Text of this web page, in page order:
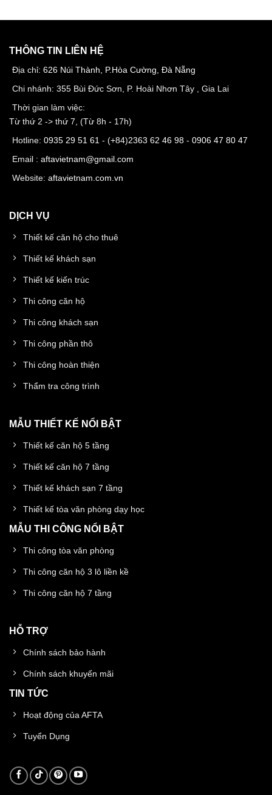
THÔNG TIN LIÊN HỆ
Địa chỉ: 626 Núi Thành, P.Hòa Cường, Đà Nẵng
Chi nhánh: 355 Bùi Đức Sơn, P. Hoài Nhơn Tây , Gia Lai
Thời gian làm việc:
Từ thứ 2 -> thứ 7, (Từ 8h - 17h)
Hotline: 0935 29 51 61 - (+84)2363 62 46 98 - 0906 47 80 47
Email : aftavietnam@gmail.com
Website: aftavietnam.com.vn
DỊCH VỤ
Thiết kế căn hộ cho thuê
Thiết kế khách sạn
Thiết kế kiến trúc
Thi công căn hộ
Thi công khách sạn
Thi công phần thô
Thi công hoàn thiện
Thẩm tra công trình
MẪU THIẾT KẾ NỔI BẬT
Thiết kế căn hộ 5 tầng
Thiết kế căn hộ 7 tầng
Thiết kế khách sạn 7 tầng
Thiết kế tòa văn phòng dạy học
MẪU THI CÔNG NỔI BẬT
Thi công tòa văn phòng
Thi công căn hộ 3 lô liền kề
Thi công căn hộ 7 tầng
HỖ TRỢ
Chính sách bảo hành
Chính sách khuyến mãi
TIN TỨC
Hoạt động của AFTA
Tuyển Dụng